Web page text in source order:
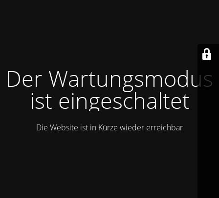
Der Wartungsmodus
ist eingeschaltet
Die Website ist in Kürze wieder erreichbar